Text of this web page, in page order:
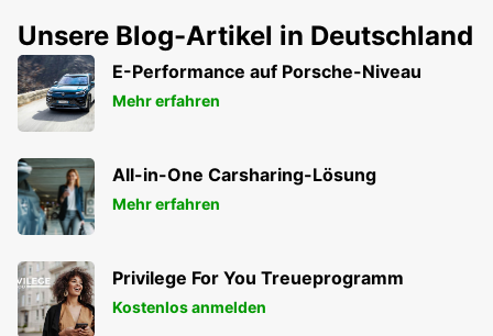
Unsere Blog-Artikel in Deutschland
E-Performance auf Porsche-Niveau
Mehr erfahren
All-in-One Carsharing-Lösung
Mehr erfahren
Privilege For You Treueprogramm
Kostenlos anmelden